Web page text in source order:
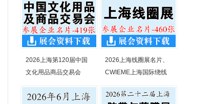
2026上海第120届中国
文化用品商品交易会
2026上海线圈展名片、
CWIEME上海国际绕线